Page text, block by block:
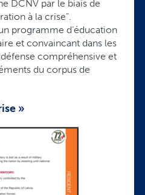
DCNV par le biais de
à la crise".
programme d’éducation
et convaincant dans les
défense compréhensive et
du corpus de
»